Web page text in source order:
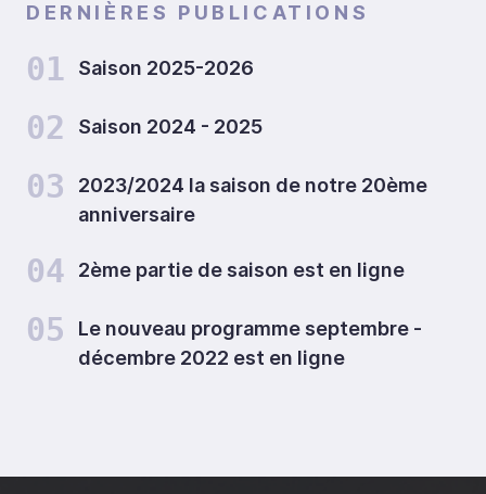
DERNIÈRES PUBLICATIONS
01 Saison 2025-2026
02 Saison 2024 - 2025
03
2023/2024 la saison de notre 20ème
anniversaire
04 2ème partie de saison est en ligne
05
Le nouveau programme septembre -
décembre 2022 est en ligne